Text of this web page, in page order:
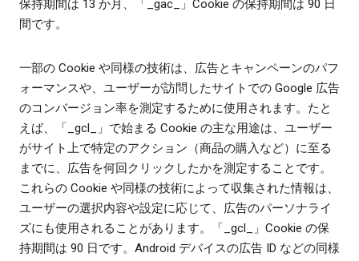
保持期間は 13 か月、「_gac_」Cookie の保持期間は 90 日
間です。
一部の Cookie や同様の技術は、広告とキャンペーンのパフ
ォーマンスや、ユーザーが訪問したサイトでの Google 広告
のコンバージョン率を測定するために使用されます。たと
えば、「_gcl_」で始まる Cookie の主な用途は、ユーザー
がサイト上で特定のアクション（商品の購入など）に至る
までに、広告を何回クリックしたかを測定することです。
これらの Cookie や同様の技術によって収集された情報は、
ユーザーの選択内容や設定に応じて、広告のパーソナライ
ズにも使用されることがあります。「_gcl_」Cookie の保
持期間は 90 日です。Android デバイスの広告 ID などの同様